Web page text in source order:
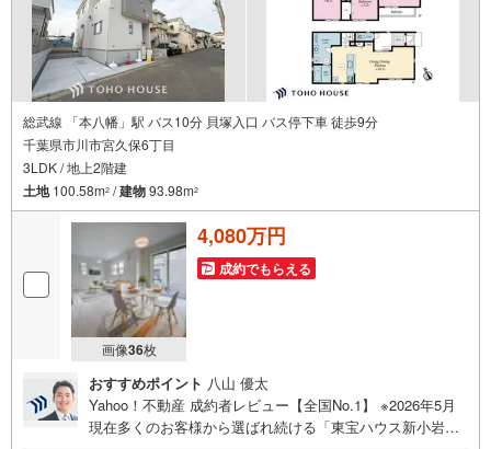
総武線 「本八幡」駅 バス10分 貝塚入口 バス停下車 徒歩9分
千葉県市川市宮久保6丁目
3LDK / 地上2階建
土地100.58m2 /建物93.98m2
画像36枚
4,080万円
成約でもらえる
おすすめポイント 八山 優太
Yahoo！不動産 成約者レビュー【全国No.1】 ※2026年5月
現在多くのお客様から選ばれ続ける「東宝ハウス新小岩」